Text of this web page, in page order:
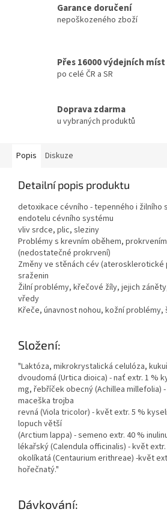
Garance doručení
nepoškozeného zboží
Přes 16000 výdejních míst
po celé ČR a SR
Doprava zdarma
u vybraných produktů
Popis Diskuze
Detailní popis produktu
detoxikace cévního - tepenného i žilního
endotelu cévního systému
vliv srdce, plic, sleziny
Problémy s krevním oběhem,
(nedostatečné prokrvení)
Změny ve stěnách cév (aterosklerotické
sraženin
Žilní problémy, křečové žíly, jejich
vředy
Křeče, únavnost nohou, kožní problémy,
Složení:
"Laktóza, mikrokrystalická celulóza,
dvoudomá (Urtica dioica) - nať extr. 1 %
mg, řebříček obecný (Achillea millefolia) -
maceška trojba
revná (Viola tricolor) - květ extr. 5 %
lopuch větší
(Arctium lappa) - semeno extr. 40 %
lékařský (Calendula officinalis) - květ
okolíkatá (Centaurium erithreae) -květ
hořečnatý."
Dávkování: